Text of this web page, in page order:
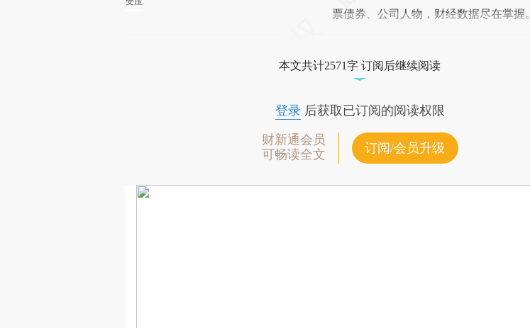
票债券、公司人物，财经数据尽在掌握。
本文共计2571字 订阅后继续阅读
登录后获取已订阅的阅读权限
财新通会员
可畅读全文
订阅/会员升级